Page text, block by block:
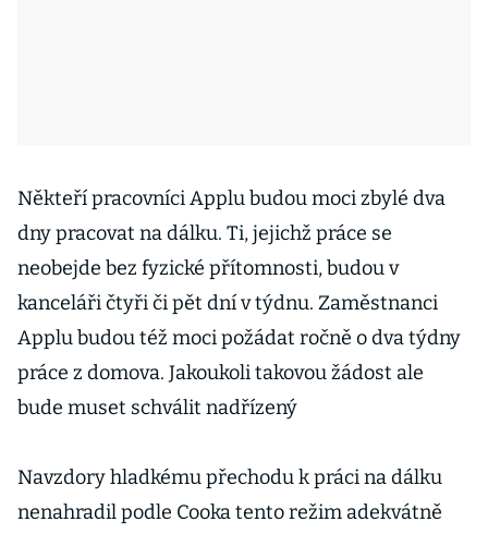
Někteří pracovníci Applu budou moci zbylé dva
dny pracovat na dálku. Ti, jejichž práce se
neobejde bez fyzické přítomnosti, budou v
kanceláři čtyři či pět dní v týdnu. Zaměstnanci
Applu budou též moci požádat ročně o dva týdny
práce z domova. Jakoukoli takovou žádost ale
bude muset schválit nadřízený
Navzdory hladkému přechodu k práci na dálku
nenahradil podle Cooka tento režim adekvátně